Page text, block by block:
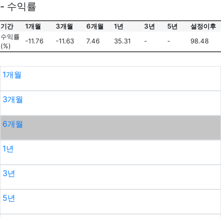
- 수익률
기간 1개월 3개월 6개월 1년 3년 5년
설정이후
수익률
(%)
-11.76 -11.63 7.46 35.31 - - 98.48
1개월
3개월
6개월
1년
3년
5년